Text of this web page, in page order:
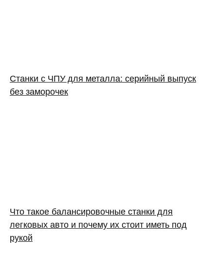
Станки с ЧПУ для металла: серийный выпуск
без заморочек
Что такое балансировочные станки для
легковых авто и почему их стоит иметь под
рукой